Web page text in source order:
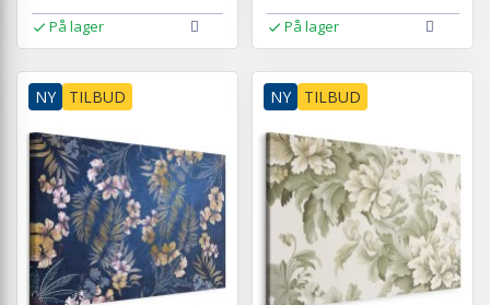
På lager På lager
NY TILBUD NY TILBUD